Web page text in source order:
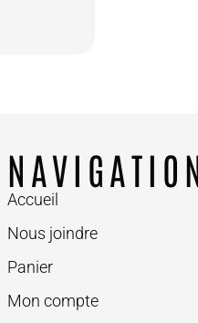
Accueil
Nous joindre
Panier
Mon compte